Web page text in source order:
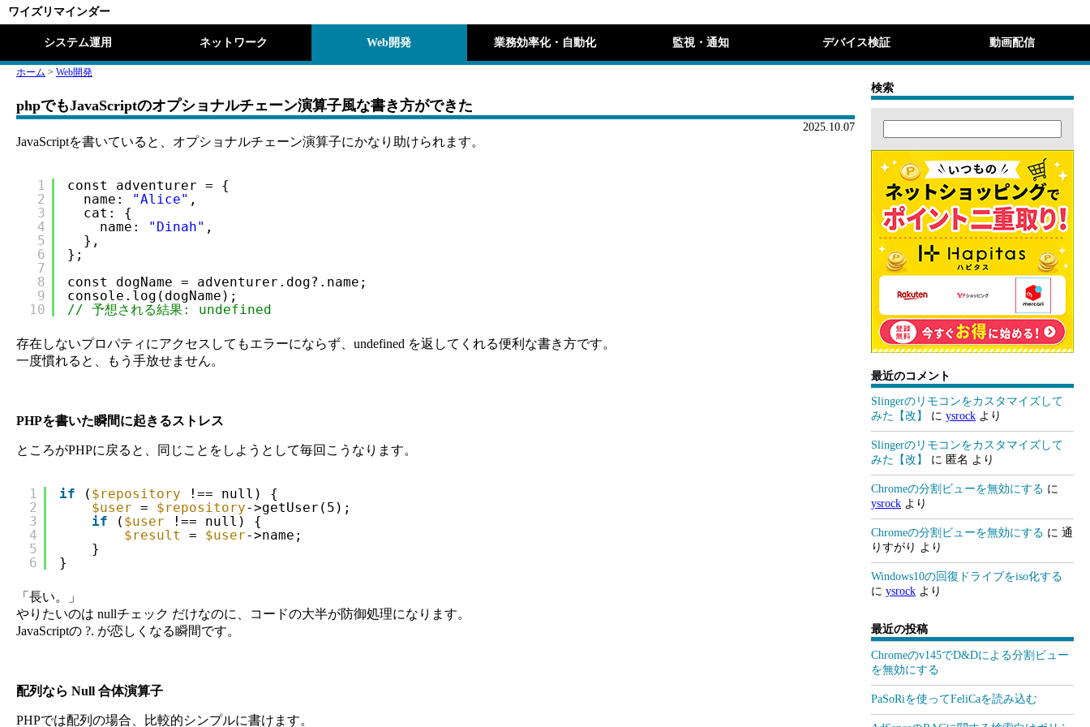
ワイズリマインダー
システム運用 ネットワーク Web開発 業務効率化・自動化 監視・通知 デバイス検証 動画配信
ホーム > Web開発
phpでもJavaScriptのオプショナルチェーン演算子風な書き方ができた
2025.10.07
JavaScriptを書いていると、オプショナルチェーン演算子にかなり助けられます。
1
2
3
4
5
6
7
8
9
10
const adventurer = {
name:
"Alice" ,
cat: {
name:
"Dinah" ,
},
};
const dogName = adventurer.dog?.name;
console.log(dogName);
// 予想される結果: undefined
存在しないプロパティにアクセスしてもエラーにならず、undefined を返してくれる便利な書き方です。
一度慣れると、もう手放せません。
PHPを書いた瞬間に起きるストレス
ところがPHPに戻ると、同じことをしようとして毎回こうなります。
1
2
3
4
5
6
if ( $repository
!== null) {
$user = $repository->getUser(5);
if
( $user
!== null) {
$result
= $user->name;
}
}
「長い。」
やりたいのは nullチェック だけなのに、コードの大半が防御処理になります。
JavaScriptの ?. が恋しくなる瞬間です。
配列なら Null 合体演算子
PHPでは配列の場合、比較的シンプルに書けます。
検索
最近のコメント
Slingerのリモコンをカスタマイズして
みた【改】
に ysrock より
Slingerのリモコンをカスタマイズして
みた【改】
に 匿名 より
Chromeの分割ビューを無効にする に
ysrock より
Chromeの分割ビューを無効にする に 通
りすがり より
Windows10の回復ドライブをiso化する
に ysrock より
最近の投稿
Chromeのv145でD&Dによる分割ビュー
を無効にする
PaSoRiを使ってFeliCaを読み込む